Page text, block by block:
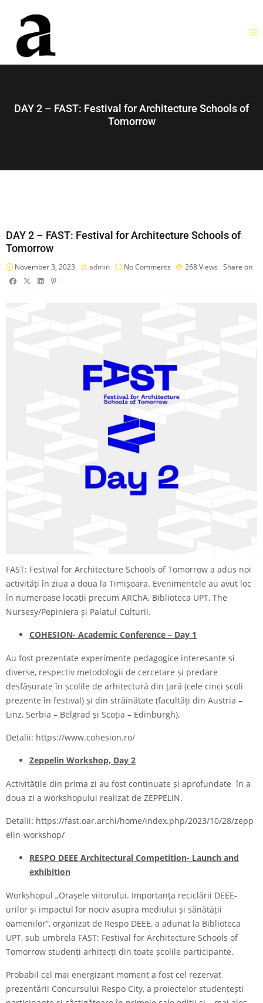
DAY 2 – FAST: Festival for Architecture Schools of
Tomorrow
DAY 2 – FAST: Festival for Architecture Schools of
Tomorrow
November 3, 2023 admin No Comments 268Views Share on
FAST: Festival for Architecture Schools of Tomorrow a adus noi
activități în ziua a doua la Timișoara. Evenimentele au avut loc
în numeroase locații precum ARChA, Biblioteca UPT, The
Nursesy/Pepiniera și Palatul Culturii.
COHESION- Academic Conference – Day 1
Au fost prezentate experimente pedagogice interesante și
diverse, respectiv metodologii de cercetare și predare
desfășurate în școlile de arhitectură din țară (cele cinci școli
prezente în festival) și din străinătate (facultăți din Austria –
Linz, Serbia – Belgrad și Scoția – Edinburgh).
Detalii: https://www.cohesion.ro/
Zeppelin Workshop, Day 2
Activitățile din prima zi au fost continuate și aprofundate în a
doua zi a workshopului realizat de ZEPPELIN.
Detalii: https://fast.oar.archi/home/index.php/2023/10/28/zepp
elin-workshop/
RESPO DEEE Architectural Competition- Launch and
exhibition
Workshopul „Orașele viitorului. Importanța reciclării DEEE-
urilor și impactul lor nociv asupra mediului și sănătății
oamenilor”, organizat de Respo DEEE, a adunat la Biblioteca
UPT, sub umbrela FAST: Festival for Architecture Schools of
Tomorrow studenți arhitecți din toate școlile participante.
Probabil cel mai energizant moment a fost cel rezervat
prezentării Concursului Respo City, a proiectelor studențești